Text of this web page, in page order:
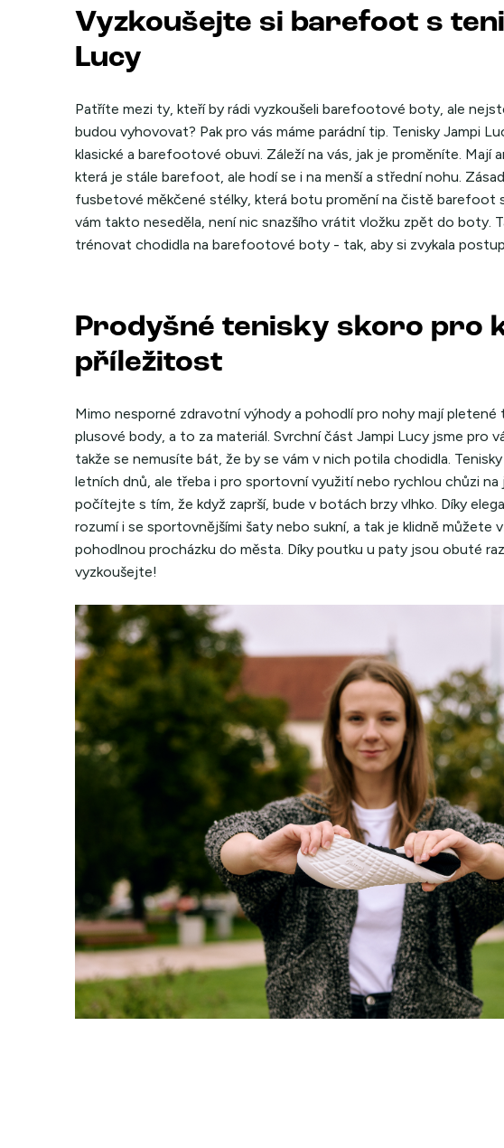
Vyzkoušejte si barefoot s
Lucy
Patříte mezi ty, kteří by rádi vyzkoušeli barefootové boty, ale
budou vyhovovat? Pak pro vás máme parádní tip. Tenisky Jampi
klasické a barefootové obuvi. Záleží na vás, jak je proměníte. Mají
která je stále barefoot, ale hodí se i na menší a střední nohu.
fusbetové měkčené stélky, která botu promění na čistě barefoot
vám takto neseděla, není nic snazšího vrátit vložku zpět do boty.
trénovat chodidla na barefootové boty - tak, aby si zvykala
Prodyšné tenisky skoro pro
příležitost
Mimo nesporné zdravotní výhody a pohodlí pro nohy mají pletené
plusové body, a to za materiál. Svrchní část Jampi Lucy jsme pro
takže se nemusíte bát, že by se vám v nich potila chodidla.
letních dnů, ale třeba i pro sportovní využití nebo rychlou chůzi na
počítejte s tím, že když zaprší, bude v botách brzy vlhko. Díky
rozumí i se sportovnějšími šaty nebo sukní, a tak je klidně můžete
pohodlnou procházku do města. Díky poutku u paty jsou obuté
vyzkoušejte!